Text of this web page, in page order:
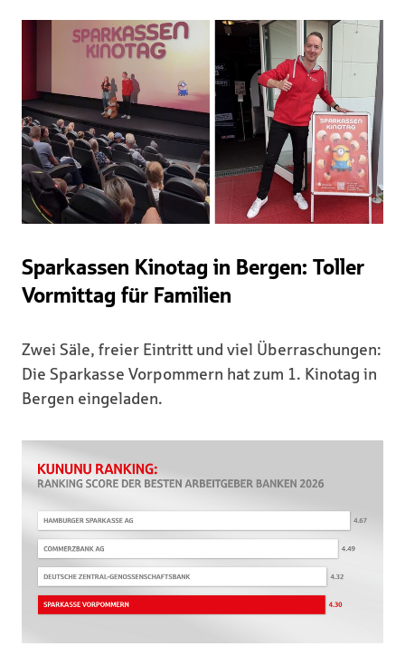
Sparkassen Kinotag in Bergen: Toller
Vormittag für Familien
Zwei Säle, freier Eintritt und viel Überraschungen:
Die Sparkasse Vorpommern hat zum 1. Kinotag in
Bergen eingeladen.